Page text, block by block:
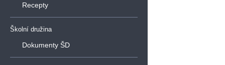
Recepty
Školní družina
Dokumenty ŠD